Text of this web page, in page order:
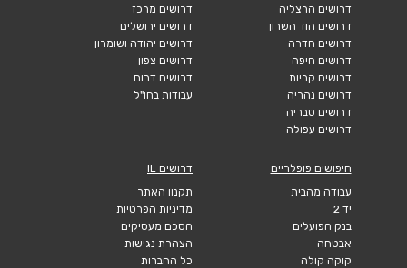
דרושים הרצליה
דרושים הוד השרון
דרושים חדרה
דרושים חיפה
דרושים קריות
דרושים נהריה
דרושים טבריה
דרושים עפולה
דרושים מרכז
דרושים ירושלים
דרושים יהודה ושומרון
דרושים צפון
דרושים דרום
עבודות בחו"ל
חיפושים פופלריים
עבודה מהבית
יד 2
בנק הפועלים
אבטחה
קוקה קולה
דרושים IL
תקנון האתר
מדיניות הפרטיות
הסכם מעסיקים
הצהרת נגישות
כל החברות